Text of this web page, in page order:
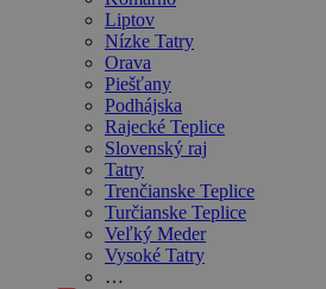
Liptov
Nízke Tatry
Orava
Piešťany
Podhájska
Rajecké Teplice
Slovenský raj
Tatry
Trenčianske Teplice
Turčianske Teplice
Veľký Meder
Vysoké Tatry
…